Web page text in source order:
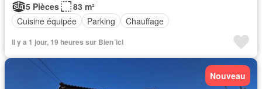
5 Pièces
83 m²
Cuisine équipée
Parking Chauffage
Il y a 1 jour, 19 heures sur Bien´ici
Nouveau